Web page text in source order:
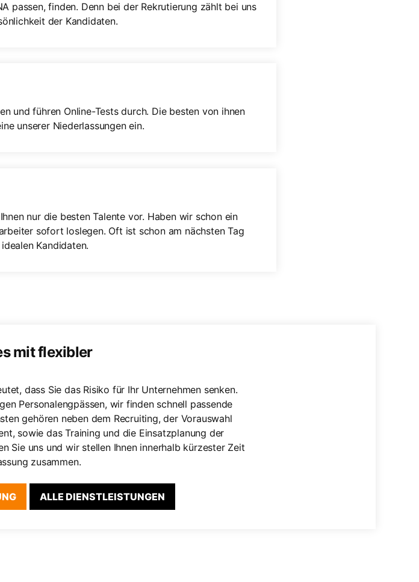
passen, finden. Denn bei der Rekrutierung zählt bei uns
der Kandidaten.
und führen Online-Tests durch. Die besten von ihnen
unserer Niederlassungen ein.
nur die besten Talente vor. Haben wir schon ein
sofort loslegen. Oft ist schon am nächsten Tag
Kandidaten.
mit flexibler
dass Sie das Risiko für Ihr Unternehmen senken.
Personalengpässen, wir finden schnell passende
gehören neben dem Recruiting, der Vorauswahl
sowie das Training und die Einsatzplanung der
Sie uns und wir stellen Ihnen innerhalb kürzester Zeit
zusammen.
ALLE DIENSTLEISTUNGEN